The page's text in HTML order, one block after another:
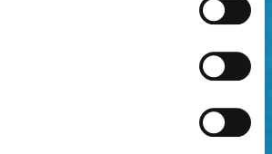
Ihre geografische Lage erfassen,
aktives Scannen nach bestimmten
darüber, wie Ihre persönlichen Daten
und legen Sie Ihre Präferenzen im